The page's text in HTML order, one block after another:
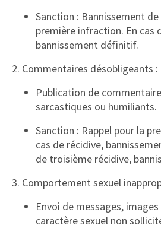
Sanction : Bannissement
première infraction. En cas
bannissement définitif.
2. Commentaires désobligeants :
Publication de
sarcastiques ou humiliants.
Sanction : Rappel pour la
cas de récidive,
de troisième récidive,
3. Comportement sexuel
Envoi de messages,
caractère sexuel non